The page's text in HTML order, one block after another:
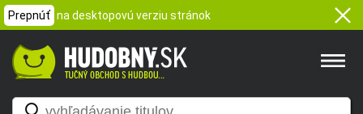
Prepnúť na desktopovú verziu stránok